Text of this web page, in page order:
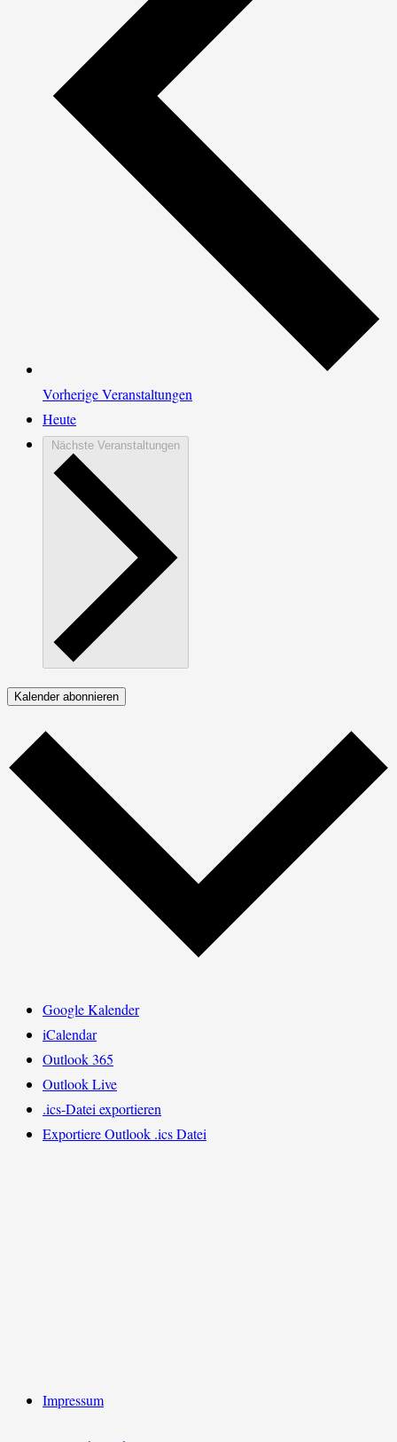
VorherigeVeranstaltungen
Heute
Nächste Veranstaltungen
Kalender abonnieren
Google Kalender
iCalendar
Outlook 365
Outlook Live
.ics-Datei exportieren
Exportiere Outlook .ics Datei
Impressum